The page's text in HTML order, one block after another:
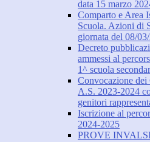
data 15 marzo
Comparto e Area
Scuola. Azioni di
giornata del 08/
Decreto
ammessi al
1^ scuola
Convocazione
A.S. 2023-2024
genitori
Iscrizione al
2024-2025
PROVE